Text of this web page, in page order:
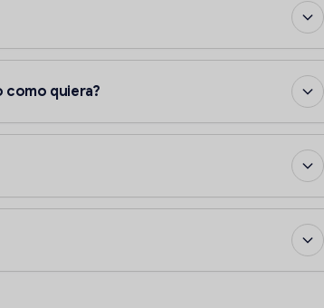
como quiera?